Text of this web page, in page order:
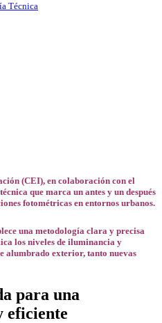
Técnica
(CEI), en colaboración con el
que marca un antes y un después
fotométricas en entornos urbanos.
una metodología clara y precisa
los niveles de iluminancia y
alumbrado exterior, tanto nuevas
para una
eficiente